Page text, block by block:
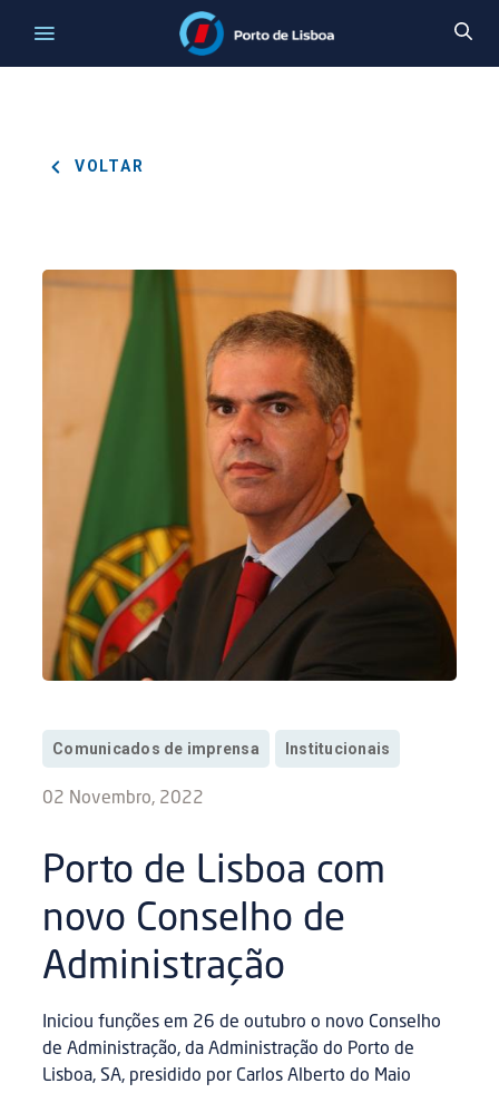
VOLTAR
Comunicados de imprensa Institucionais
02 Novembro, 2022
Porto de Lisboa com
novo Conselho de
Administração
Iniciou funções em 26 de outubro o novo Conselho
de Administração, da Administração do Porto de
Lisboa, SA, presidido por Carlos Alberto do Maio